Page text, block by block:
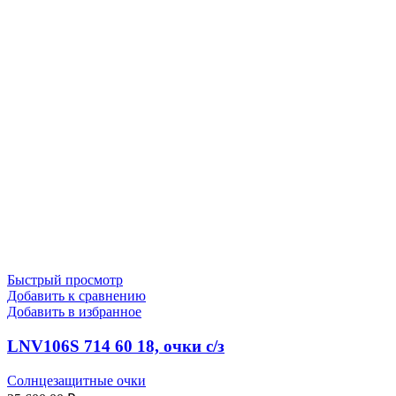
Быстрый просмотр
Добавить к сравнению
Добавить в избранное
LNV106S 714 60 18, очки с/з
Солнцезащитные очки